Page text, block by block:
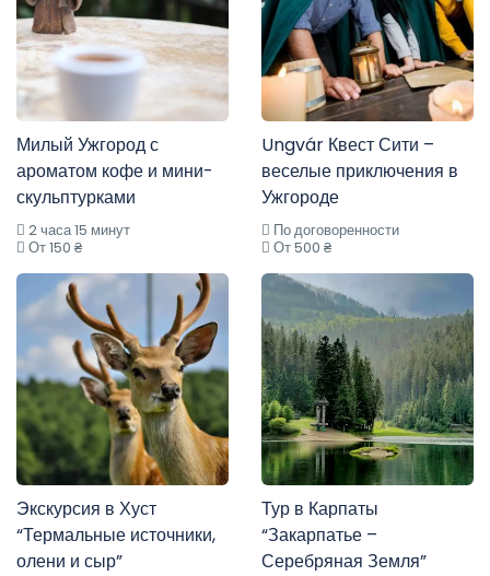
Милый Ужгород с
ароматом кофе и мини-
скульптурками
2 часа 15 минут
От 150 ₴
Ungvár Квест Сити –
веселые приключения в
Ужгороде
По договоренности
От 500 ₴
Экскурсия в Хуст
“Термальные источники,
олени и сыр”
Тур в Карпаты
“Закарпатье –
Серебряная Земля”